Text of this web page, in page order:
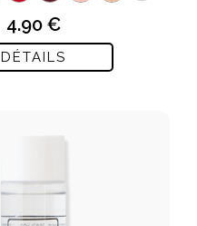
4.90 €
DÉTAILS